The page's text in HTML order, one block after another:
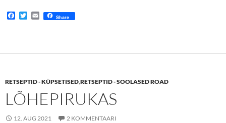
F
o
T
e
E
m
Share
RETSEPTID - KÜPSETISED,RETSEPTID - SOOLASED ROAD
LÕHEPIRUKAS
12. AUG 2021 2 KOMMENTAARI